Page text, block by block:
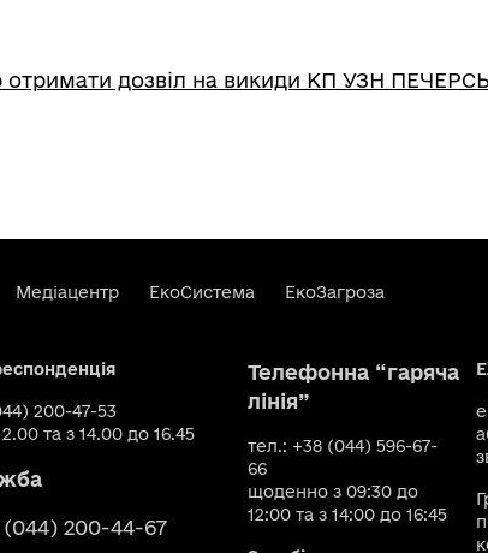
отримати дозвіл на викиди КП УЗН
Медіацентр ЕкоСистема ЕкоЗагроза
200-47-53
та з 14.00 до 16.45
200-44-67
Телефонна “гаряча
лінія”
тел.: +38 (044) 596-67-
66
щоденно з 09:30 до
12:00 та з 14:00 до 16:45